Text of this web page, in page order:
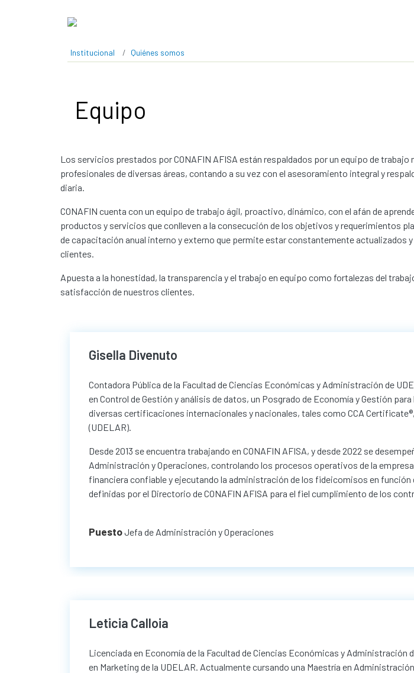
Institucional Quiénes somos
Equipo
Los servicios prestados por CONAFIN AFISA están respaldados por un equipo de
profesionales de diversas áreas, contando a su vez con el asesoramiento integral y
diaria.
CONAFIN cuenta con un equipo de trabajo ágil, proactivo, dinámico, con el afán de
productos y servicios que conlleven a la consecución de los objetivos y requerimientos
de capacitación anual interno y externo que permite estar constantemente actualizados
clientes.
Apuesta a la honestidad, la transparencia y el trabajo en equipo como fortalezas del
satisfacción de nuestros clientes.
Gisella Divenuto
Contadora Pública de la Facultad de Ciencias Económicas y Administración de
en Control de Gestión y análisis de datos, un Posgrado de Economía y Gestión
diversas certificaciones internacionales y nacionales, tales como CCA Certificate®,
(UDELAR).
Desde 2013 se encuentra trabajando en CONAFIN AFISA, y desde 2022 se
Administración y Operaciones, controlando los procesos operativos de la
financiera confiable y ejecutando la administración de los fideicomisos en
definidas por el Directorio de CONAFIN AFISA para el fiel cumplimiento de los
PuestoJefa de Administración y Operaciones
Leticia Calloia
Licenciada en Economía de la Facultad de Ciencias Económicas y Administración
en Marketing de la UDELAR. Actualmente cursando una Maestría en